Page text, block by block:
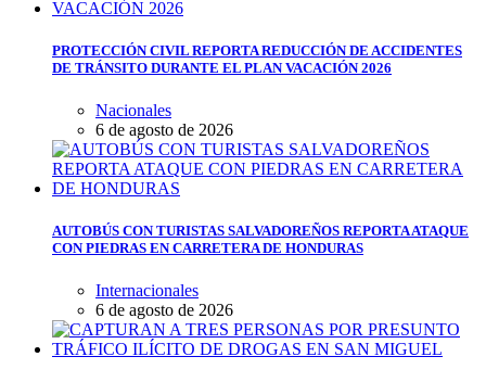
PROTECCIÓN CIVIL REPORTA REDUCCIÓN DE ACCIDENTES
DE TRÁNSITO DURANTE EL PLAN VACACIÓN 2026
Nacionales
6 de agosto de 2026
AUTOBÚS CON TURISTAS SALVADOREÑOS REPORTA ATAQUE
CON PIEDRAS EN CARRETERA DE HONDURAS
Internacionales
6 de agosto de 2026